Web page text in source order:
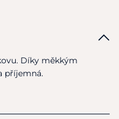
Díky měkkým
příjemná.